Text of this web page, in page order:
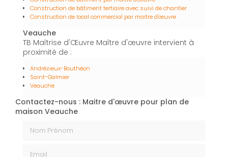
Construction de bâtiment tertiaire avec suivi de chantier
Construction de local commercial par maitre d'œuvre
Veauche
TB Maîtrise d'Œuvre Maître d'œuvre intervient à
proximité de :
Andrézieux-Bouthéon
Saint-Galmier
Veauche
Contactez-nous : Maitre d'œuvre pour plan de
maison Veauche